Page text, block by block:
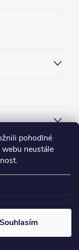
pohodlné
neustále
Souhlasím
?